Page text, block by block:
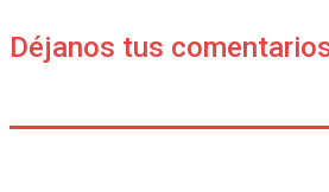
Déjanos tus